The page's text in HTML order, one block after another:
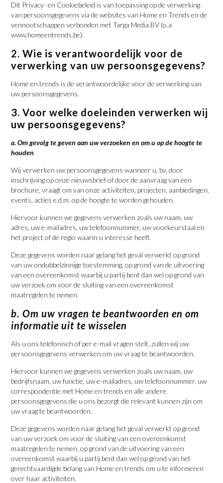
Dit Privacy- en Cookiebeleid is van toepassing op de verwerking
van persoonsgegevens via de websites van Home en Trends en de
vennootschappen verbonden met Targa Media BV (o.a
www.homeentrends.be).
2. Wie is verantwoordelijk voor de
verwerking van uw persoonsgegevens?
Home en trends is de verantwoordelijke voor de verwerking van
uw persoonsgegevens.
3. Voor welke doeleinden verwerken wij
uw persoonsgegevens?
a. Om gevolg te geven aan uw verzoeken en om u op de hoogte te
houden
Wij verwerken uw persoonsgegevens wanneer u, bv. door
inschrijving op onze nieuwsbrief of door de aanvraag van een
brochure, vraagt om van onze activiteiten, projecten, aanbiedingen,
events, acties e.d.m. op de hoogte te worden gehouden.
Hiervoor kunnen we gegevens verwerken zoals uw naam, uw
adres, uw e-mailadres, uw telefoonnummer, uw voorkeurstaal en
het project of de regio waarin u interesse heeft.
Deze gegevens worden naar gelang het geval verwerkt op grond
van uw ondubbelzinnige toestemming, op grond van de uitvoering
van een overeenkomst waarbij u partij bent dan wel op grond van
uw verzoek om voor de sluiting van een overeenkomst
maatregelen te nemen.
b. Om uw vragen te beantwoorden en om
informatie uit te wisselen
Als u ons telefonisch of per e-mail vragen stelt, zullen wij uw
persoonsgegevens verwerken om uw vraag te beantwoorden.
Hiervoor kunnen we gegevens verwerken zoals uw naam, uw
bedrijfsnaam, uw functie, uw e-mailadres, uw telefoonnummer, uw
correspondentie met Home en trends en alle andere
persoonsgegevens die u ons bezorgt die relevant kunnen zijn om
uw vraag te beantwoorden.
Deze gegevens worden naar gelang het geval verwerkt op grond
van uw verzoek om voor de sluiting van een overeenkomst
maatregelen te nemen, op grond van de uitvoering van een
overeenkomst waarbij u partij bent dan wel op grond van het
gerechtvaardigde belang van Home en trends om u te informeren
over haar activiteiten.